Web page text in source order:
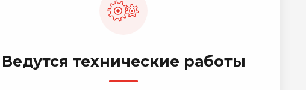
Ведутся технические работы